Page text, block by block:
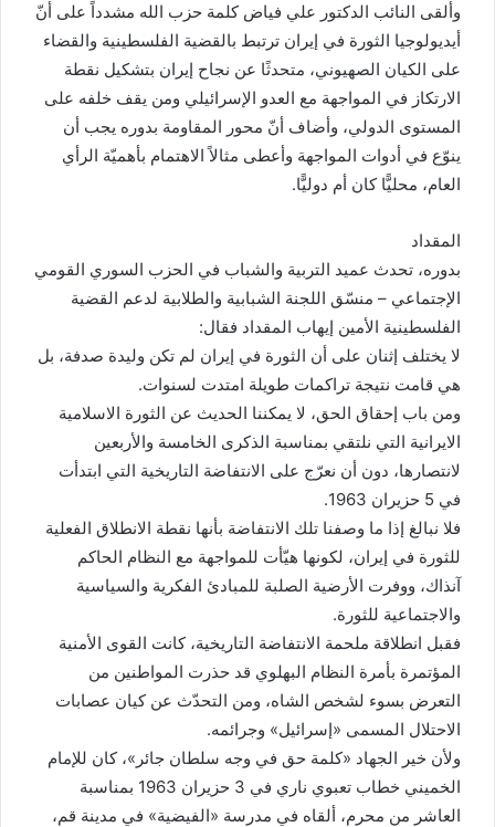
وألقى النائب الدكتور علي فياض كلمة حزب الله مشدداً على أنّ
أيديولوجيا الثورة في إيران ترتبط بالقضية الفلسطينية والقضاء
على الكيان الصهيوني، متحدثًا عن نجاح إيران بتشكيل نقطة
الارتكاز في المواجهة مع العدو الإسرائيلي ومن يقف خلفه على
المستوى الدولي، وأضاف أنّ محور المقاومة بدوره يجب أن
ينوّع في أدوات المواجهة وأعطى مثالاً الاهتمام بأهميّة الرأي
العام، محليًّا كان أم دوليًّا.
المقداد
بدوره، تحدث عميد التربية والشباب في الحزب السوري القومي
الإجتماعي – منسّق اللجنة الشبابية والطلابية لدعم القضية
الفلسطينية الأمين إيهاب المقداد فقال:
لا يختلف إثنان على أن الثورة في إيران لم تكن وليدة صدفة، بل
هي قامت نتيجة تراكمات طويلة امتدت لسنوات.
ومن باب إحقاق الحق، لا يمكننا الحديث عن الثورة الاسلامية
الايرانية التي نلتقي بمناسبة الذكرى الخامسة والأربعين
لانتصارها، دون أن نعرّج على الانتفاضة التاريخية التي ابتدأت
في 5 حزيران 1963.
فلا نبالغ إذا ما وصفنا تلك الانتفاضة بأنها نقطة الانطلاق الفعلية
للثورة في إيران، لكونها هيّأت للمواجهة مع النظام الحاكم
آنذاك، ووفرت الأرضية الصلبة للمبادئ الفكرية والسياسية
والاجتماعية للثورة.
فقبل انطلاقة ملحمة الانتفاضة التاريخية، كانت القوى الأمنية
المؤتمرة بأمرة النظام البهلوي قد حذرت المواطنين من
التعرض بسوء لشخص الشاه، ومن التحدّث عن كيان عصابات
الاحتلال المسمى «إسرائيل» وجرائمه.
ولأن خير الجهاد «كلمة حق في وجه سلطان جائر»، كان للإمام
الخميني خطاب تعبوي ناري في 3 حزيران 1963 بمناسبة
العاشر من محرم، ألقاه في مدرسة «الفيضية» في مدينة قم،